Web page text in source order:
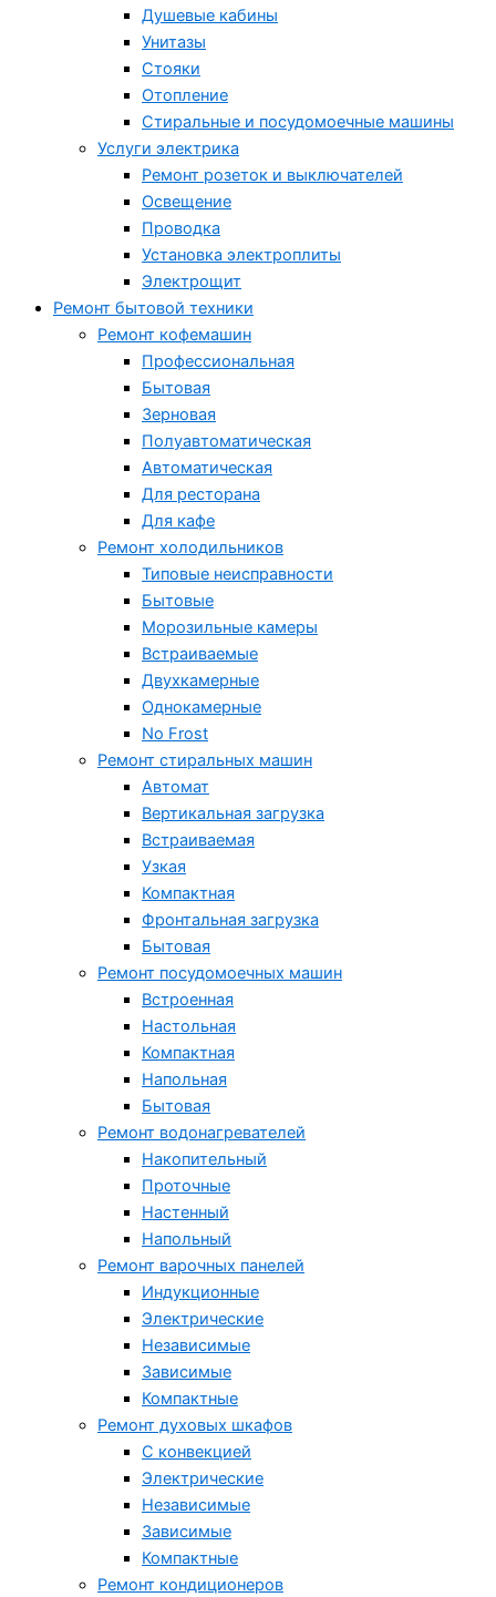
Душевые кабины
Унитазы
Стояки
Отопление
Стиральные и посудомоечные машины
Услуги электрика
Ремонт розеток и выключателей
Освещение
Проводка
Установка электроплиты
Электрощит
Ремонт бытовой техники
Ремонт кофемашин
Профессиональная
Бытовая
Зерновая
Полуавтоматическая
Автоматическая
Для ресторана
Для кафе
Ремонт холодильников
Типовые неисправности
Бытовые
Морозильные камеры
Встраиваемые
Двухкамерные
Однокамерные
No Frost
Ремонт стиральных машин
Автомат
Вертикальная загрузка
Встраиваемая
Узкая
Компактная
Фронтальная загрузка
Бытовая
Ремонт посудомоечных машин
Встроенная
Настольная
Компактная
Напольная
Бытовая
Ремонт водонагревателей
Накопительный
Проточные
Настенный
Напольный
Ремонт варочных панелей
Индукционные
Электрические
Независимые
Зависимые
Компактные
Ремонт духовых шкафов
С конвекцией
Электрические
Независимые
Зависимые
Компактные
Ремонт кондиционеров